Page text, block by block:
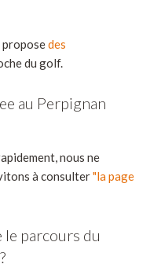
des
du golf.
au Perpignan
nous ne
à consulter"la page
parcours du